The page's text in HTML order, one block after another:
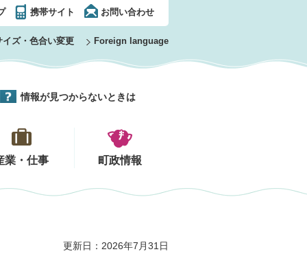
携帯サイト お問い合わせ
イズ・色合い変更 Foreign language
情報が見つからないときは
業・仕事 町政情報
更新日：2026年7月31日